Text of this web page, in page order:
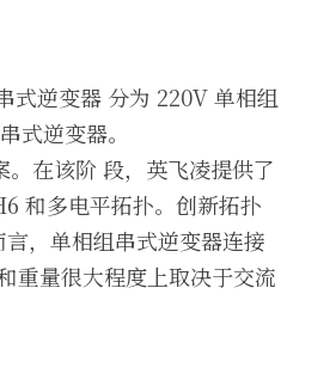
式逆变器 分为 220V 单相组
式逆变器。
在该阶 段，英飞凌提供了
和多电平拓扑。创新拓扑
，单相组串式逆变器连接
重量很大程度上取决于交流